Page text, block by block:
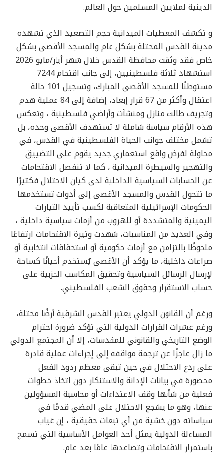
الدينية لملايين المسلمين حول العالم.
و تكشف المعطيات الميدانية حجم التصعيد الذي تشهده
مدينة القدس المحتلة بشكل عام والمسجد الأقصى بشكل
خاص فقد وثقت محافظة القدس خلال شهر أيار/مايو 2026
استشهاد ثلاثة فلسطينيين، إلى جانب اقتحام 7244
مستوطنًا للمسجد الأقصى المبارك، وتسجيل 101 حالة
اعتقال وأكثر من 67 قرار إبعاد، إضافة إلى 84 عملية هدم
وتجريف طالت منازل ومنشآت وأراضي فلسطينية ، وتعكس
هذه الأرقام سياسة شاملة لا تستهدف الأقصى وحده، بل
تشمل مختلف جوانب الحياة الفلسطينية في القدس، في
محاولة لفرض واقع استعماري جديد يقوم على التضييق
والتهجير والسيطرة الميدانية ، كما لا تنفصل الاقتحامات
عن الحسابات السياسية الداخلية لدى كيان الاحتلال فكثيرًا
ما تتحول القدس والمسجد الأقصى إلى أدوات تستخدمها
الحكومات الإسرائيلية المتعاقبة لكسب تأييد التيارات
اليمينية والمتشددة أو للهروب من أزمات سياسية داخلية ،
وفي العديد من المناسبات، شهدت وتيرة الاقتحامات ارتفاعًا
ملحوظًا بالتزامن مع أزمات حكومية أو استحقاقات انتخابية أو
صراعات داخلية، ما يؤكد أن الأقصى يُستخدم أحيانًا كساحة
لإرسال الرسائل السياسية وتحقيق المكاسب الحزبية على
حساب الاستقرار وحقوق الشعب الفلسطيني.
ورغم أن القانون الدولي يعتبر القدس الشرقية أرضًا محتلة،
ورغم عشرات القرارات الدولية التي تؤكد ضرورة احترام
الوضع التاريخي والقانوني للمقدسات، إلا أن المجتمع الدولي
ما زال عاجزًا عن ترجمة مواقفه إلى إجراءات عملية قادرة
على ردع الاحتلال في حين تبقى معظم ردود الفعل
محصورة في بيانات الإدانة والاستنكار دون اتخاذ خطوات
فعلية من شأنها وقف الاعتداءات أو محاسبة المسؤولين
عنها، وهو ما يشجع الاحتلال على المضي قدمًا في
سياساته دون خشية من أي تبعات حقيقية ، إن غياب
المساءلة الدولية يمثل أحد العوامل الأساسية التي تسمح
باستمرار الاقتحامات وتصاعدها عامًا بعد عام.